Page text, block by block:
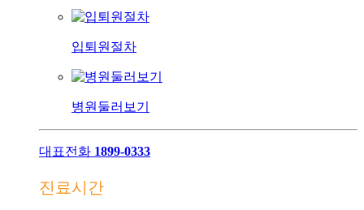
입퇴원절차
병원둘러보기
대표전화 1899-0333
진료시간